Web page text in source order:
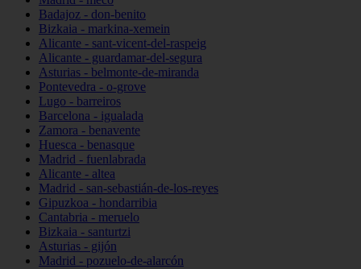
Badajoz - don-benito
Bizkaia - markina-xemein
Alicante - sant-vicent-del-raspeig
Alicante - guardamar-del-segura
Asturias - belmonte-de-miranda
Pontevedra - o-grove
Lugo - barreiros
Barcelona - igualada
Zamora - benavente
Huesca - benasque
Madrid - fuenlabrada
Alicante - altea
Madrid - san-sebastián-de-los-reyes
Gipuzkoa - hondarribia
Cantabria - meruelo
Bizkaia - santurtzi
Asturias - gijón
Madrid - pozuelo-de-alarcón